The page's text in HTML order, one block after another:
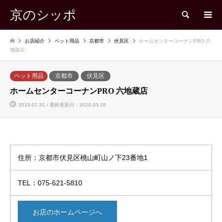
京のシッポ 検索
お店紹介 ペット用品 京都市 伏見区
ホームセンターコーナンPRO 六
地蔵店
ペット用品 京都市 伏見区
ホームセンターコーナンPRO 六地蔵店
2019.07.31 / 最終更新日：2020.03.28
住所：京都市伏見区桃山町山ノ下23番地1
TEL：075-621-5810
お店のホームページへ